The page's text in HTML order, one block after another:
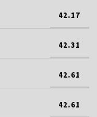
42.17
42.31
42.61
42.61